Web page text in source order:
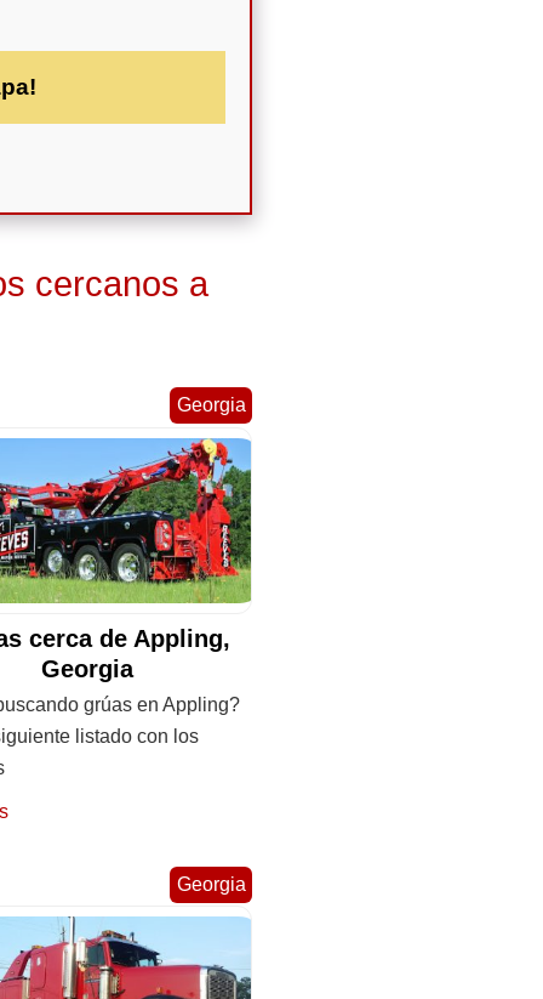
cercanos a
Georgia
cerca de Appling,
Georgia
grúas en Appling?
listado con los
Georgia